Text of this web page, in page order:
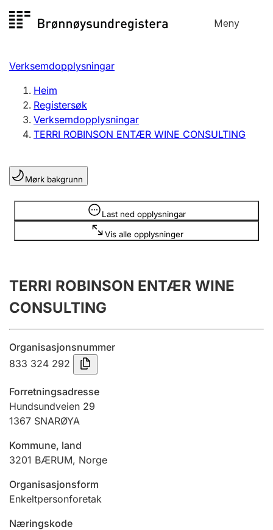
til
Meny
Registersøk
Aksjeselskap
Enkeltpersonføretak
Registrere, endre, slette
Lag og foreining
Registrere, endre, slette
Årsrekneskap
Innsending og forseinkingsgebyr
Tinglysing
Jeger
Betaling og jegeravgiftskort
Ektepaktrettleiaren
Andre tema
Verksemdopplysningar
Heim
Registersøk
Verksemdopplysningar
TERRI ROBINSON ENTÆR WINE CONSULTING
Mørk bakgrunn
Last ned opplysningar
Vis alle opplysninger
Opplysninger er skjult
TERRI ROBINSON ENTÆR WINE
CONSULTING
Organisasjonsnummer
833 324 292
Forretningsadresse
Hundsundveien 29
1367 SNARØYA
Kommune, land
3201 BÆRUM, Norge
Organisasjonsform
Enkeltpersonforetak
Næringskode